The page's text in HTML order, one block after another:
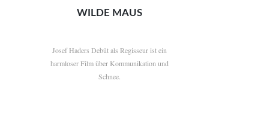
WILDE MAUS
Josef Haders Debüt als Regisseur ist ein
harmloser Film über Kommunikation und
Schnee.